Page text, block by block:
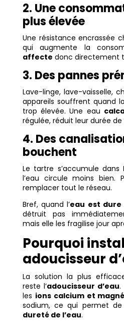
2. Une
plus élevée
Une résistance encrassée
qui augmente la
affecte donc directement
3. Des pannes
Lave-linge, lave-vaisselle,
appareils souffrent quand la
trop élevée. Une eau
régulée, réduit leur durée de
4. Des
bouchent
Le tartre s’accumule dans
l’eau circule moins bien.
remplacer tout le réseau.
Bref, quand l’eau est
détruit pas
mais elle les fragilise jour
Pourquoi
adoucisseur
La solution la plus
reste l’adoucisseur d’eau.
les ions calcium et
sodium, ce qui permet
dureté de l’eau.